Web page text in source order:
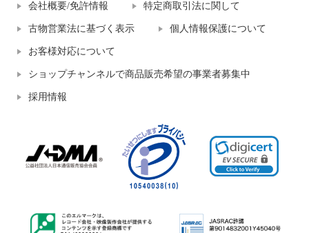
会社概要/免許情報 特定商取引法に関して
古物営業法に基づく表示 個人情報保護について
お客様対応について
ショップチャンネルで商品販売希望の事業者募集中
採用情報